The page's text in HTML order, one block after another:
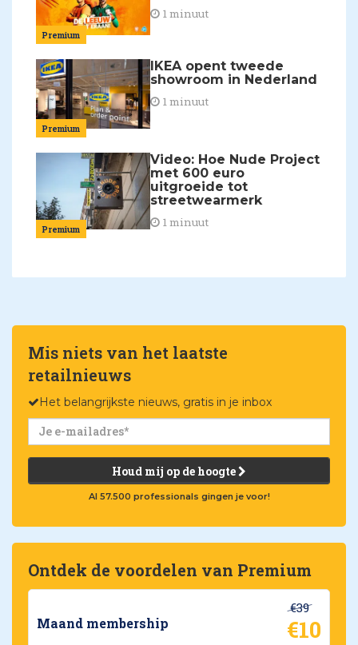
Premium
1 minuut
Premium
IKEA opent tweede
showroom in Nederland
1 minuut
Premium
Video: Hoe Nude Project
met 600 euro
uitgroeide tot
streetwearmerk
1 minuut
Mis niets van het laatste
retailnieuws
Het belangrijkste nieuws, gratis in je inbox
Houd mij op de hoogte
Al 57.500 professionals gingen je voor!
Ontdek de voordelen van Premium
Maand membership
€39
€10